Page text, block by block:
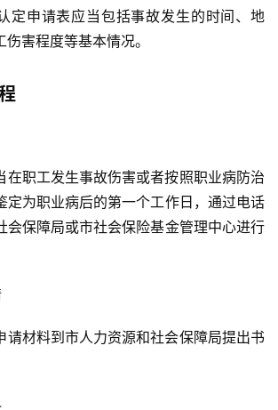
定申请表应当包括事故发生的时间、地
害程度等基本情况。
在职工发生事故伤害或者按照职业病防治
定为职业病后的第一个工作日，通过电话
会保障局或市社会保险基金管理中心进行
请材料到市人力资源和社会保障局提出书